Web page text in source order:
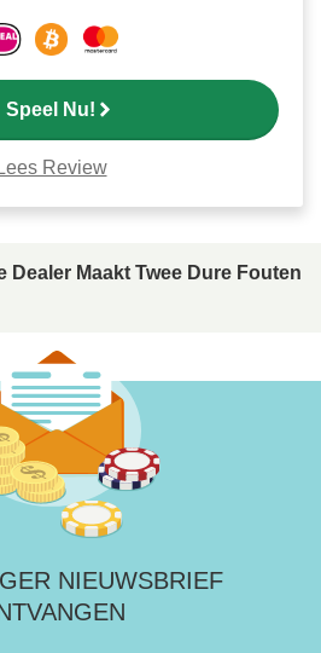
Speel Nu!
Lees Review
Dealer Maakt Twee Dure Fouten
NIEUWSBRIEF